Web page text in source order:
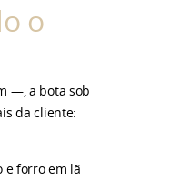
o
—, a bota sob
da cliente:
e forro em lã